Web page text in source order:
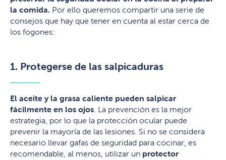
la comida. Por ello queremos compartir una serie de
consejos que hay que tener en cuenta al estar cerca de
los fogones:
1. Protegerse de las salpicaduras
El aceite y la grasa caliente pueden salpicar
fácilmente en los ojos . La prevención es la mejor
estrategia, por lo que la protección ocular puede
prevenir la mayoría de las lesiones. Si no se considera
necesario llevar gafas de seguridad para cocinar, es
recomendable, al menos, utilizar un protector